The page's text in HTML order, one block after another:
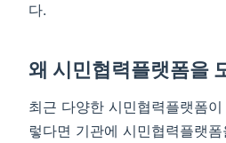
다.
왜 시민협력플랫폼을
최근 다양한 시민협력플랫폼
렇다면 기관에 시민협력플랫